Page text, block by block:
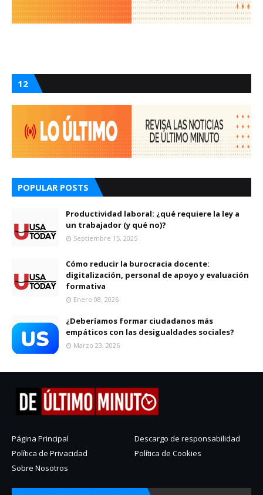
12
POPULAR POSTS
Productividad laboral: ¿qué requiere la ley a
un trabajador (y qué no)?
Septiembre 15, 2025
Cómo reducir la burocracia docente:
digitalización, personal de apoyo y evaluación
formativa
Enero 08, 2026
¿Deberíamos formar ciudadanos más
empáticos con las desigualdades sociales?
Marzo 23, 2026
Página Principal
Descargo de responsabilidad
Política de Privacidad
Política de Cookies
Sobre Nosotros